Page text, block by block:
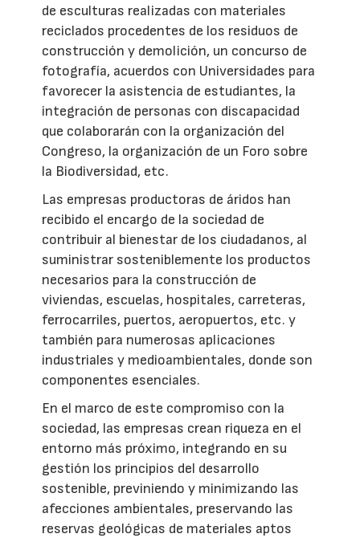
de esculturas realizadas con materiales
reciclados procedentes de los residuos de
construcción y demolición, un concurso de
fotografía, acuerdos con Universidades para
favorecer la asistencia de estudiantes, la
integración de personas con discapacidad
que colaborarán con la organización del
Congreso, la organización de un Foro sobre
la Biodiversidad, etc.
Las empresas productoras de áridos han
recibido el encargo de la sociedad de
contribuir al bienestar de los ciudadanos, al
suministrar sosteniblemente los productos
necesarios para la construcción de
viviendas, escuelas, hospitales, carreteras,
ferrocarriles, puertos, aeropuertos, etc. y
también para numerosas aplicaciones
industriales y medioambientales, donde son
componentes esenciales.
En el marco de este compromiso con la
sociedad, las empresas crean riqueza en el
entorno más próximo, integrando en su
gestión los principios del desarrollo
sostenible, previniendo y minimizando las
afecciones ambientales, preservando las
reservas geológicas de materiales aptos